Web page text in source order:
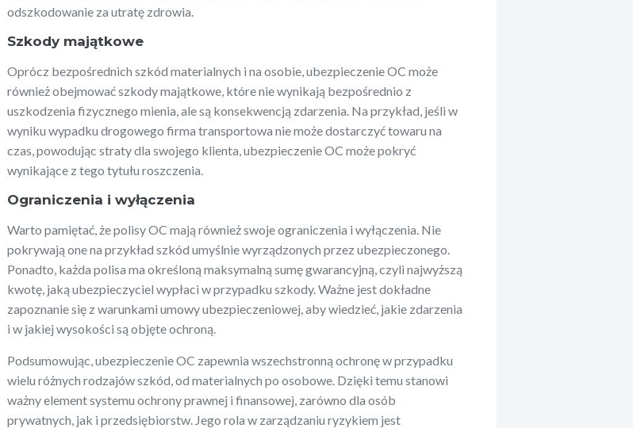
odszkodowanie za utratę zdrowia.
Szkody majątkowe
Oprócz bezpośrednich szkód materialnych i na osobie, ubezpieczenie OC może
również obejmować szkody majątkowe, które nie wynikają bezpośrednio z
uszkodzenia fizycznego mienia, ale są konsekwencją zdarzenia. Na przykład, jeśli w
wyniku wypadku drogowego firma transportowa nie może dostarczyć towaru na
czas, powodując straty dla swojego klienta, ubezpieczenie OC może pokryć
wynikające z tego tytułu roszczenia.
Ograniczenia i wyłączenia
Warto pamiętać, że polisy OC mają również swoje ograniczenia i wyłączenia. Nie
pokrywają one na przykład szkód umyślnie wyrządzonych przez ubezpieczonego.
Ponadto, każda polisa ma określoną maksymalną sumę gwarancyjną, czyli najwyższą
kwotę, jaką ubezpieczyciel wypłaci w przypadku szkody. Ważne jest dokładne
zapoznanie się z warunkami umowy ubezpieczeniowej, aby wiedzieć, jakie zdarzenia
i w jakiej wysokości są objęte ochroną.
Podsumowując, ubezpieczenie OC zapewnia wszechstronną ochronę w przypadku
wielu różnych rodzajów szkód, od materialnych po osobowe. Dzięki temu stanowi
ważny element systemu ochrony prawnej i finansowej, zarówno dla osób
prywatnych, jak i przedsiębiorstw. Jego rola w zarządzaniu ryzykiem jest